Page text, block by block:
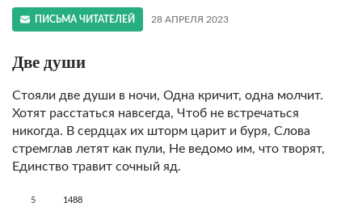
ПИСЬМА ЧИТАТЕЛЕЙ 28 АПРЕЛЯ 2023
Две души
Стояли две души в ночи, Одна кричит, одна молчит.
Хотят расстаться навсегда, Чтоб не встречаться
никогда. В сердцах их шторм царит и буря, Слова
стремглав летят как пули, Не ведомо им, что творят,
Единство травит сочный яд.
5 1488